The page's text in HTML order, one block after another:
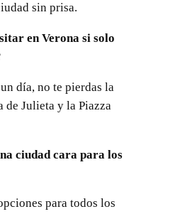
sin prisa.
en Verona si solo
día, no te pierdas la
de Julieta y la Piazza
ciudad cara para los
para todos los